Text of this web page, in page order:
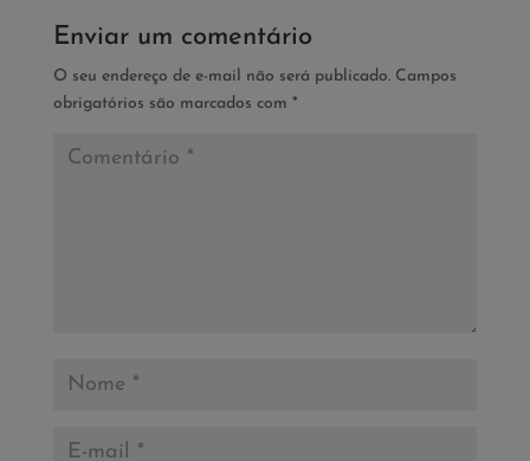
Enviar um comentário
O seu endereço de e-mail não será publicado. Campos
obrigatórios são marcados com *